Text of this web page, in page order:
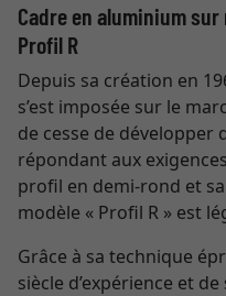
Cadre en aluminium
Profil R
Depuis sa création en
s’est imposée sur le
de cesse de développer
répondant aux
profil en demi-rond et
modèle « Profil R » est
Grâce à sa technique
siècle d’expérience et de